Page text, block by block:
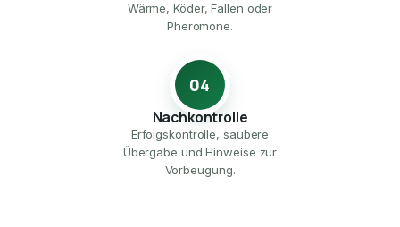
Wärme, Köder, Fallen oder
Pheromone.
04
Nachkontrolle
Erfolgskontrolle, saubere
Übergabe und Hinweise zur
Vorbeugung.